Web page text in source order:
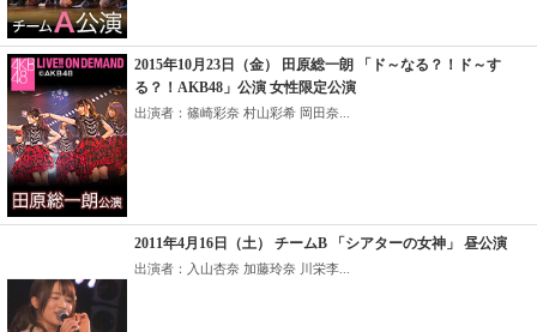
2015年10月23日（金） 田原総一朗 「ド～なる？！ド～す
る？！AKB48」公演 女性限定公演
出演者：篠崎彩奈 村山彩希 岡田奈...
2011年4月16日（土） チームB 「シアターの女神」 昼公演
出演者：入山杏奈 加藤玲奈 川栄李...